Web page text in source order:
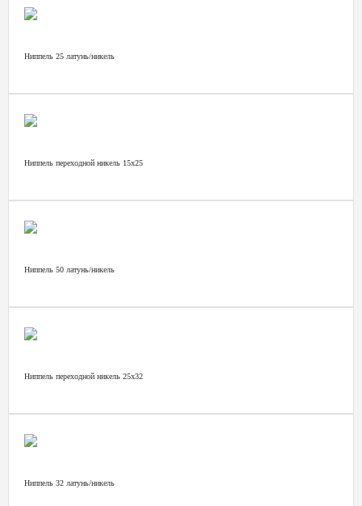
Ниппель 25 латунь/никель
Ниппель переходной никель 15х25
Ниппель 50 латунь/никель
Ниппель переходной никель 25х32
Ниппель 32 латунь/никель